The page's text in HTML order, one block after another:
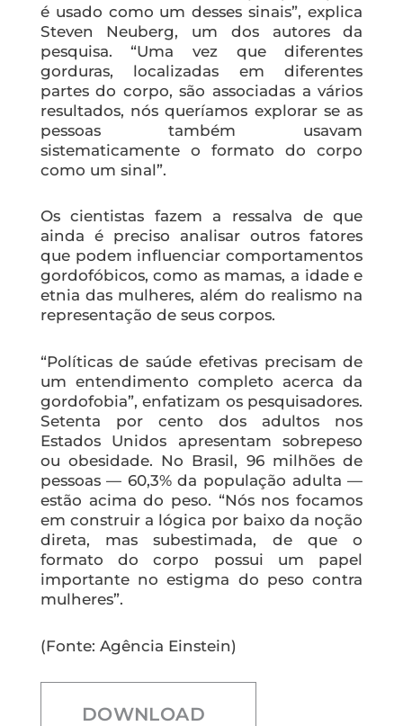
é usado como um desses sinais”, explica
Steven Neuberg, um dos autores da
pesquisa. “Uma vez que diferentes
gorduras, localizadas em diferentes
partes do corpo, são associadas a vários
resultados, nós queríamos explorar se as
pessoas também usavam
sistematicamente o formato do corpo
como um sinal”.
Os cientistas fazem a ressalva de que
ainda é preciso analisar outros fatores
que podem influenciar comportamentos
gordofóbicos, como as mamas, a idade e
etnia das mulheres, além do realismo na
representação de seus corpos.
“Políticas de saúde efetivas precisam de
um entendimento completo acerca da
gordofobia”, enfatizam os pesquisadores.
Setenta por cento dos adultos nos
Estados Unidos apresentam sobrepeso
ou obesidade. No Brasil, 96 milhões de
pessoas — 60,3% da população adulta —
estão acima do peso. “Nós nos focamos
em construir a lógica por baixo da noção
direta, mas subestimada, de que o
formato do corpo possui um papel
importante no estigma do peso contra
mulheres”.
(Fonte: Agência Einstein)
DOWNLOAD